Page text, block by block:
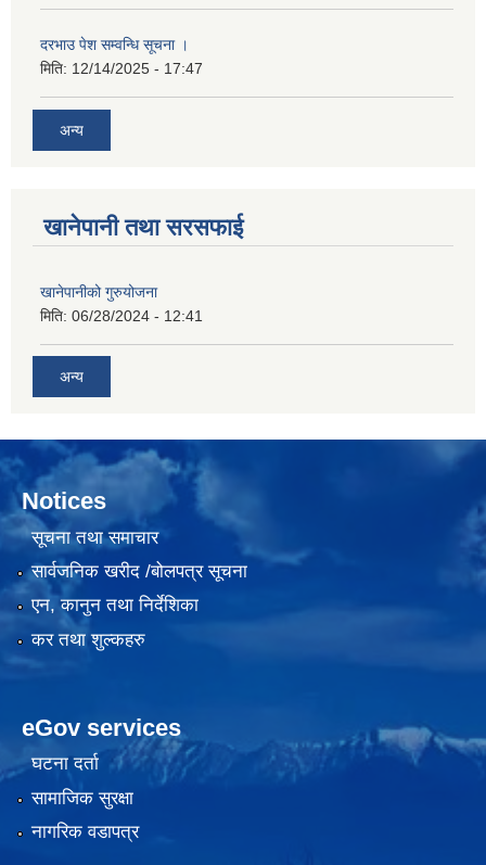
दरभाउ पेश सम्वन्धि सूचना ।
मिति: 12/14/2025 - 17:47
अन्य
खानेपानी तथा सरसफाई
खानेपानीको गुरुयोजना
मिति: 06/28/2024 - 12:41
अन्य
Notices
सूचना तथा समाचार
सार्वजनिक खरीद /बोलपत्र सूचना
एन, कानुन तथा निर्देशिका
कर तथा शुल्कहरु
eGov services
घटना दर्ता
सामाजिक सुरक्षा
नागरिक वडापत्र